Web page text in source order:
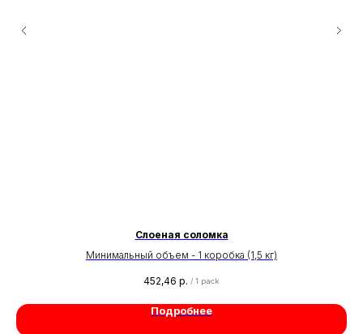
Слоеная соломка
Минимальный объем - 1 коробка (1,5 кг)
452,46 р. / 1 pack
Подробнее